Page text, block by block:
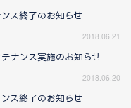
ス終了のお知らせ
2018.06.21
ナンス実施のお知らせ
2018.06.20
ス終了のお知らせ